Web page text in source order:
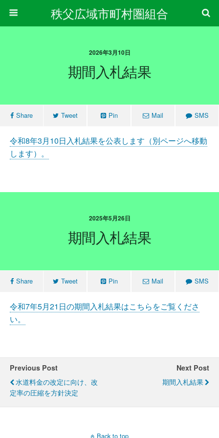
秩父広域市町村圏組合
2026年3月10日
期間入札結果
Share Tweet Pin Mail SMS
令和8年3月10日入札結果を公表します（別ページへ移動
します）。
2025年5月26日
期間入札結果
Share Tweet Pin Mail SMS
令和7年5月21日の期間入札結果はこちらをご覧くださ
い。
Previous Post
水道料金の改定に向け、改
定率の圧縮を方針決定
Next Post
期間入札結果
Back to top